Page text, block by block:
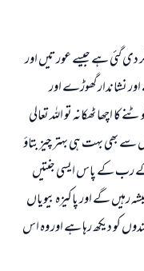
گئي ہے جیسے عورتیں اور
نشاندار گھوڑے اور
کا اچھا ٹھکانہ تو اللہ تعالی
بھی بہت ہی بہتر چیز بتاؤ
رب کے پاس ایسی جنتیں
رہیں گے اور پاکیزہ بیویاں
کو دیکھ رہا ہے اور وہ اس